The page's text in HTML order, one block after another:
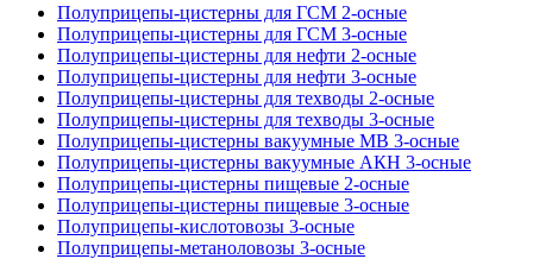
Полуприцепы-цистерны для ГСМ 2-осные
Полуприцепы-цистерны для ГСМ 3-осные
Полуприцепы-цистерны для нефти 2-осные
Полуприцепы-цистерны для нефти 3-осные
Полуприцепы-цистерны для техводы 2-осные
Полуприцепы-цистерны для техводы 3-осные
Полуприцепы-цистерны вакуумные МВ 3-осные
Полуприцепы-цистерны вакуумные АКН 3-осные
Полуприцепы-цистерны пищевые 2-осные
Полуприцепы-цистерны пищевые 3-осные
Полуприцепы-кислотовозы 3-осные
Полуприцепы-метаноловозы 3-осные